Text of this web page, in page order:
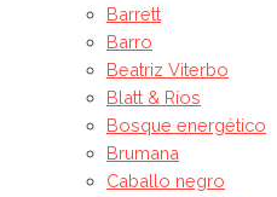
Barrett
Barro
Beatriz Viterbo
Blatt & Ríos
Bosque energético
Brumana
Caballo negro